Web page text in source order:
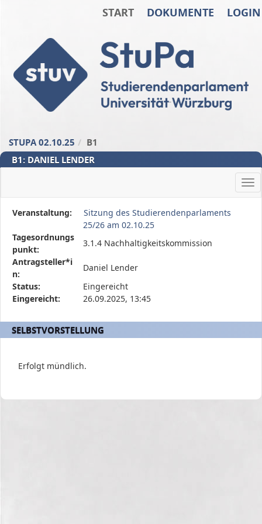
START DOKUMENTE LOGIN
Startseite
STUPA 02.10.25
B1
B1: DANIEL LENDER
Diese
beschreibt
den
Status,
die
Antragstellerin
und
Rahmendaten
zum
Veranstaltung:
Sitzung des Studierendenparlaments
25/26 am 02.10.25
Tagesordnungs
punkt:
3.1.4 Nachhaltigkeitskommission
Antragsteller*i
n:
Daniel Lender
Status:
Eingereicht
Eingereicht:
26.09.2025, 13:45
SELBSTVORSTELLUNG
Erfolgt mündlich.